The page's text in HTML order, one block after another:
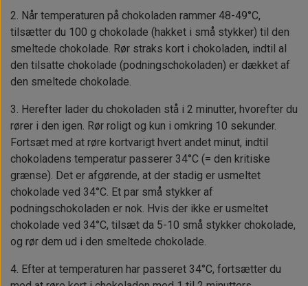
2. Når temperaturen på chokoladen rammer 48-49°C,
tilsætter du 100 g chokolade (hakket i små stykker) til den
smeltede chokolade. Rør straks kort i chokoladen, indtil al
den tilsatte chokolade (podningschokoladen) er dækket af
den smeltede chokolade.
3. Herefter lader du chokoladen stå i 2 minutter, hvorefter du
rører i den igen. Rør roligt og kun i omkring 10 sekunder.
Fortsæt med at røre kortvarigt hvert andet minut, indtil
chokoladens temperatur passerer 34°C (= den kritiske
grænse). Det er afgørende, at der stadig er usmeltet
chokolade ved 34°C. Et par små stykker af
podningschokoladen er nok. Hvis der ikke er usmeltet
chokolade ved 34°C, tilsæt da 5-10 små stykker chokolade,
og rør dem ud i den smeltede chokolade.
4. Efter at temperaturen har passeret 34°C, fortsætter du